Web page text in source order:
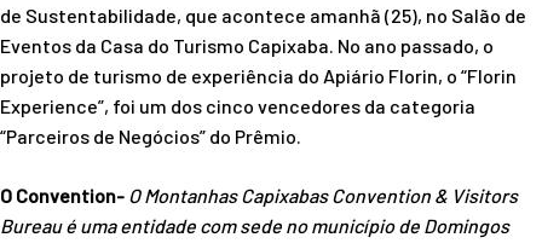
de Sustentabilidade, que acontece amanhã (25), no Salão de
Eventos da Casa do Turismo Capixaba. No ano passado, o
projeto de turismo de experiência do Apiário Florin, o “Florin
Experience”, foi um dos cinco vencedores da categoria
“Parceiros de Negócios” do Prêmio.
O Convention- O Montanhas Capixabas Convention & Visitors
Bureau é uma entidade com sede no município de Domingos